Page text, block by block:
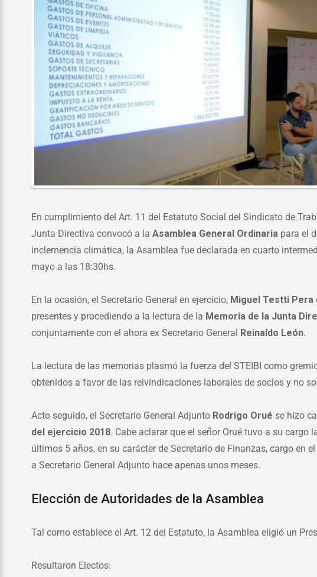
En cumplimiento del Art. 11 del Estatuto Social del Sindicato de
Junta Directiva convocó a la Asamblea General Ordinaria para el
inclemencia climática, la Asamblea fue declarada en cuarto
mayo a las 18:30hs.
En la ocasión, el Secretario General en ejercicio, Miguel Testti Pera
presentes y procediendo a la lectura de la Memoria de la Junta
conjuntamente con el ahora ex Secretario General Reinaldo León.
La lectura de las memorias plasmó la fuerza del STEIBI como
obtenidos a favor de las reivindicaciones laborales de socios y no
Acto seguido, el Secretario General Adjunto Rodrigo Orué se hizo
del ejercicio 2018. Cabe aclarar que el señor Orué tuvo a su
últimos 5 años, en su carácter de Secretario de Finanzas, cargo en
a Secretario General Adjunto hace apenas unos meses.
Elección de Autoridades de la Asamblea
Tal como establece el Art. 12 del Estatuto, la Asamblea eligió un
Resultaron Electos: